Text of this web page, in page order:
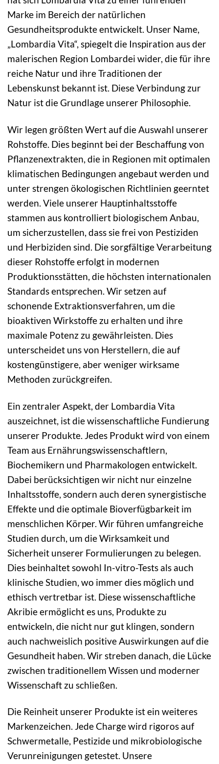
Marke im Bereich der natürlichen
Gesundheitsprodukte entwickelt. Unser Name,
„Lombardia Vita“, spiegelt die Inspiration aus der
malerischen Region Lombardei wider, die für ihre
reiche Natur und ihre Traditionen der
Lebenskunst bekannt ist. Diese Verbindung zur
Natur ist die Grundlage unserer Philosophie.
Wir legen größten Wert auf die Auswahl unserer
Rohstoffe. Dies beginnt bei der Beschaffung von
Pflanzenextrakten, die in Regionen mit optimalen
klimatischen Bedingungen angebaut werden und
unter strengen ökologischen Richtlinien geerntet
werden. Viele unserer Hauptinhaltsstoffe
stammen aus kontrolliert biologischem Anbau,
um sicherzustellen, dass sie frei von Pestiziden
und Herbiziden sind. Die sorgfältige Verarbeitung
dieser Rohstoffe erfolgt in modernen
Produktionsstätten, die höchsten internationalen
Standards entsprechen. Wir setzen auf
schonende Extraktionsverfahren, um die
bioaktiven Wirkstoffe zu erhalten und ihre
maximale Potenz zu gewährleisten. Dies
unterscheidet uns von Herstellern, die auf
kostengünstigere, aber weniger wirksame
Methoden zurückgreifen.
Ein zentraler Aspekt, der Lombardia Vita
auszeichnet, ist die wissenschaftliche Fundierung
unserer Produkte. Jedes Produkt wird von einem
Team aus Ernährungswissenschaftlern,
Biochemikern und Pharmakologen entwickelt.
Dabei berücksichtigen wir nicht nur einzelne
Inhaltsstoffe, sondern auch deren synergistische
Effekte und die optimale Bioverfügbarkeit im
menschlichen Körper. Wir führen umfangreiche
Studien durch, um die Wirksamkeit und
Sicherheit unserer Formulierungen zu belegen.
Dies beinhaltet sowohl In-vitro-Tests als auch
klinische Studien, wo immer dies möglich und
ethisch vertretbar ist. Diese wissenschaftliche
Akribie ermöglicht es uns, Produkte zu
entwickeln, die nicht nur gut klingen, sondern
auch nachweislich positive Auswirkungen auf die
Gesundheit haben. Wir streben danach, die Lücke
zwischen traditionellem Wissen und moderner
Wissenschaft zu schließen.
Die Reinheit unserer Produkte ist ein weiteres
Markenzeichen. Jede Charge wird rigoros auf
Schwermetalle, Pestizide und mikrobiologische
Verunreinigungen getestet. Unsere